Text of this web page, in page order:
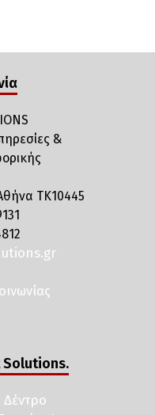
&
ΤΚ10445
Solutions.